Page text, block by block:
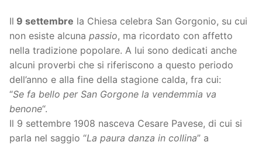
Il 9 settembre la Chiesa celebra San Gorgonio, su cui
non esiste alcuna passio, ma ricordato con affetto
nella tradizione popolare. A lui sono dedicati anche
alcuni proverbi che si riferiscono a questo periodo
dell’anno e alla fine della stagione calda, fra cui:
“Se fa bello per San Gorgone la vendemmia va
benone“.
Il 9 settembre 1908 nasceva Cesare Pavese, di cui si
parla nel saggio “La paura danza in collina” a